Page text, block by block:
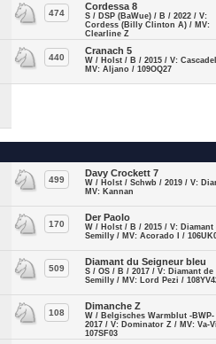
474
Cordessa 8
S / DSP (BaWue) / B / 2022 / V:
Cordess (Billy Clinton A) / MV:
Clearline Z
440
Cranach 5
W / Holst / B / 2015 / V:
MV: Aljano / 109OQ27
499
Davy Crockett 7
W / Holst / Schwb / 2019 / V:
MV: Kannan
170
Der Paolo
W / Holst / B / 2015 / V: Diamant
Semilly / MV: Acorado I /
509
Diamant du Seigneur bleu
S / OS / B / 2017 / V: Diamant de
Semilly / MV: Lord Pezi /
108
Dimanche Z
W / Belgisches Warmblut -
2017 / V: Dominator Z / MV: Va-
107SF03